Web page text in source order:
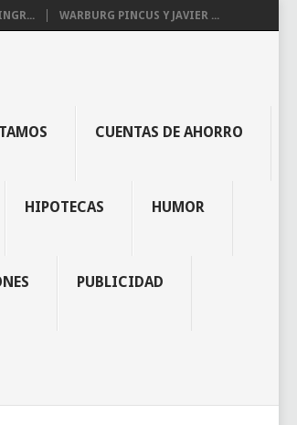
WARBURG PINCUS Y JAVIER ...
CUENTAS DE AHORRO
HIPOTECAS HUMOR
PUBLICIDAD